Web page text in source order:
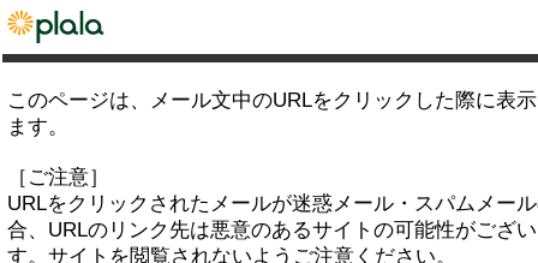
このページは、メール文中のURLをクリックした際に表
ます。
［ご注意］
URLをクリックされたメールが迷惑メール・スパムメー
合、URLのリンク先は悪意のあるサイトの可能性がござ
す。サイトを閲覧されないようご注意ください。